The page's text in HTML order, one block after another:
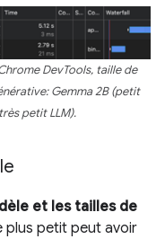
DevTools, taille de
Gemma 2B (petit
petit LLM).
et les tailles de
plus petit peut avoir